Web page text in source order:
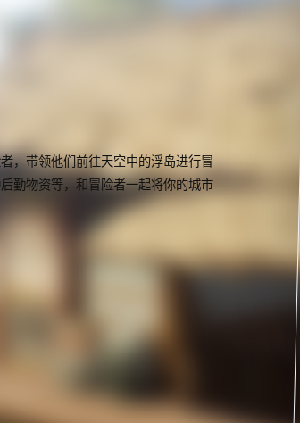
，带领他们前往天空中的浮岛进行冒
勤物资等，和冒险者一起将你的城市